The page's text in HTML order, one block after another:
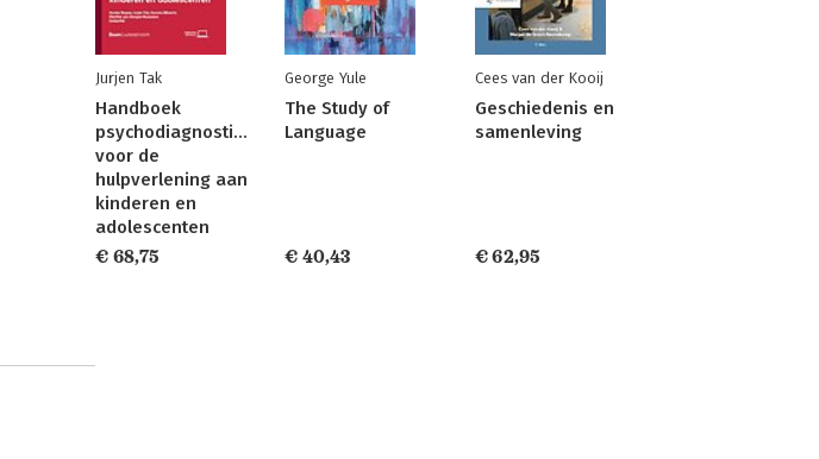
Jurjen Tak
Handboek
psychodiagnostiek
voor de
hulpverlening aan
kinderen en
adolescenten
€ 68,75
George Yule
The Study of
Language
€ 40,43
Cees van der Kooij
Geschiedenis en
samenleving
€ 62,95